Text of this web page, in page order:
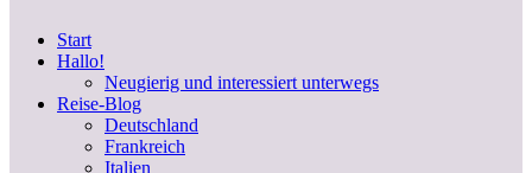
Start
Hallo!
Neugierig und interessiert unterwegs
Reise-Blog
Deutschland
Frankreich
Italien